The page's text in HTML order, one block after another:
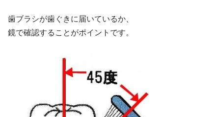
歯ブラシが歯ぐきに届いているか、
鏡で確認することがポイントです。